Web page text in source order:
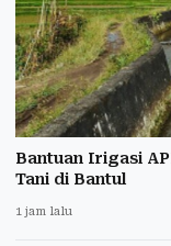
Bantuan Irigasi
Tani di Bantul
1 jam lalu